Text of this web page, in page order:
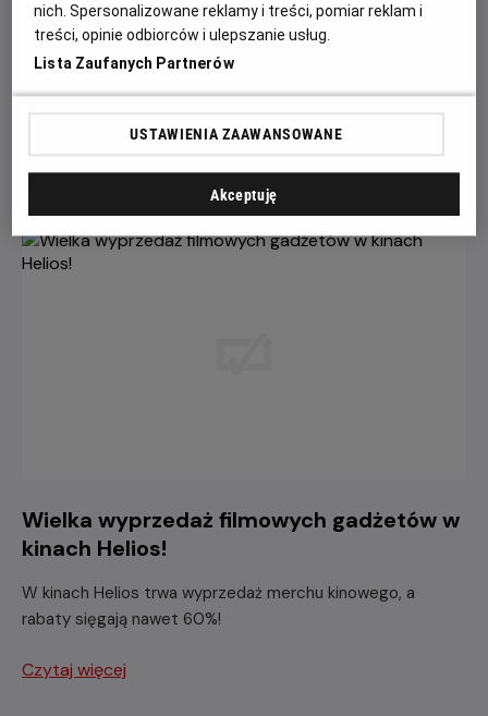
Gwiazdozbiór Psa - bilety już w
sprzedaży!
Przeżyj emocjonującą historię o odwadze, przetrwaniu i
poszukiwaniu nadziei w postapokaliptycznym świecie.
Czytaj więcej
Wielka wyprzedaż filmowych gadżetów w
kinach Helios!
W kinach Helios trwa wyprzedaż merchu kinowego, a
rabaty sięgają nawet 60%!
Czytaj więcej
nich. Spersonalizowane reklamy i treści, pomiar reklam i
treści, opinie odbiorców i ulepszanie usług.
Lista Zaufanych Partnerów
USTAWIENIA ZAAWANSOWANE
Akceptuję